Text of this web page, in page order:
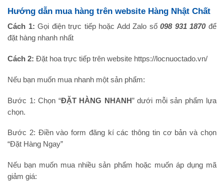
Hướng dẫn mua hàng trên website Hàng Nhật Chất
Cách 1: Gọi điện trực tiếp hoặc Add Zalo số098 931 1870để
đặt hàng nhanh nhất
Cách 2: Đặt hoa trực tiếp trên website https://locnuoctado.vn/
Nếu bạn muốn mua nhanh một sản phẩm:
Bước 1: Chọn “ĐẶT HÀNG NHANH” dưới mỗi sản phẩm lựa
chọn.
Bước 2: Điền vào form đăng kí các thông tin cơ bản và chọn
“Đặt Hàng Ngay”
Nếu bạn muốn mua nhiều sản phẩm hoặc muốn áp dụng mã
giảm giá: